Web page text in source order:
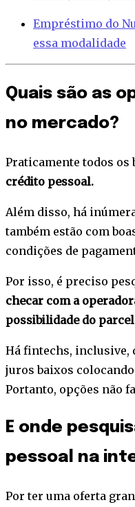
Empréstimo do
essa modalidade
Quais são as
no mercado?
Praticamente todos os
crédito pessoal.
Além disso, há
também estão com
condições de
Por isso, é preciso
checar com a
possibilidade do
Há fintechs, inclusive,
juros baixos
Portanto, opções não
E onde
pessoal na
Por ter uma oferta